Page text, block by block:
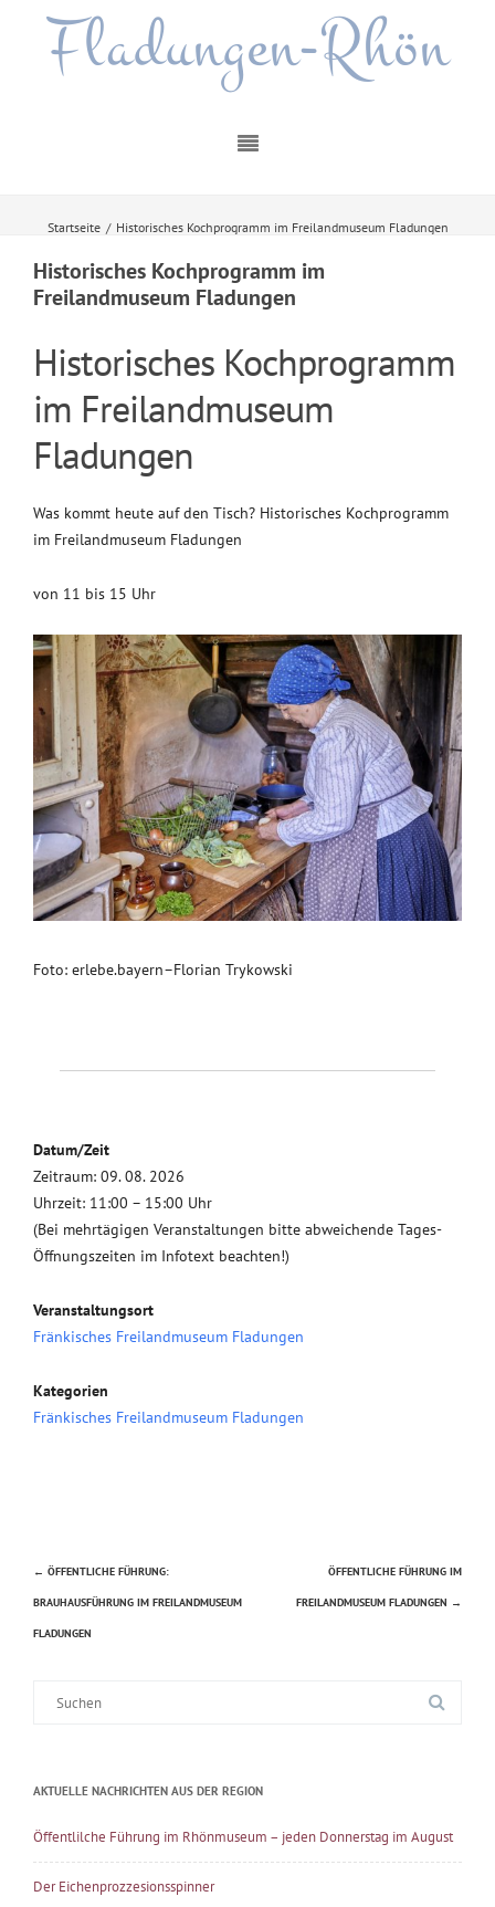
Fladungen-Rhön
Startseite / Historisches Kochprogramm im Freilandmuseum Fladungen
Historisches Kochprogramm im
Freilandmuseum Fladungen
Historisches Kochprogramm
im Freilandmuseum
Fladungen
Was kommt heute auf den Tisch? Historisches Kochprogramm
im Freilandmuseum Fladungen
von 11 bis 15 Uhr
Foto: erlebe.bayern–Florian Trykowski
Datum/Zeit
Zeitraum: 09. 08. 2026
Uhrzeit: 11:00 – 15:00 Uhr
(Bei mehrtägigen Veranstaltungen bitte abweichende Tages-
Öffnungszeiten im Infotext beachten!)
Veranstaltungsort
Fränkisches Freilandmuseum Fladungen
Kategorien
Fränkisches Freilandmuseum Fladungen
Beitragsnavigation
← ÖFFENTLICHE FÜHRUNG:
BRAUHAUSFÜHRUNG IM FREILANDMUSEUM
FLADUNGEN
ÖFFENTLICHE FÜHRUNG IM
FREILANDMUSEUM FLADUNGEN →
AKTUELLE NACHRICHTEN AUS DER REGION
Öffentlilche Führung im Rhönmuseum – jeden Donnerstag im August
Der Eichenprozzesionsspinner